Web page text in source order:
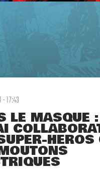
- 17:43
LE MASQUE
HÉROS